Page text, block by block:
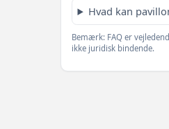
Hvad kan
Bemærk: FAQ er
ikke juridisk bindende.